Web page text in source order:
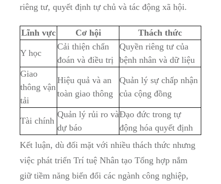
riêng tư, quyết định tự chủ và tác động xã hội.
Lĩnh vực Cơ hội Thách thức
Y học
Cải thiện chẩn
đoán và điều trị
Quyền riêng tư của
bệnh nhân và dữ liệu
Giao
thông vận
tải
Hiệu quả và an
toàn giao thông
Quản lý sự chấp nhận
của cộng đồng
Tài chính
Quản lý rủi ro và
dự báo
Đạo đức trong tự
động hóa quyết định
Kết luận, dù đối mặt với nhiều thách thức nhưng
việc phát triển Trí tuệ Nhân tạo Tổng hợp nắm
giữ tiềm năng biến đổi các ngành công nghiệp,